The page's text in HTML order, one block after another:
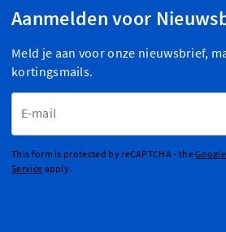
Aanmelden voor
Meld je aan voor onze nieuwsbrief,
kortingsmails.
This form is protected by reCAPTCHA - the
Service apply.